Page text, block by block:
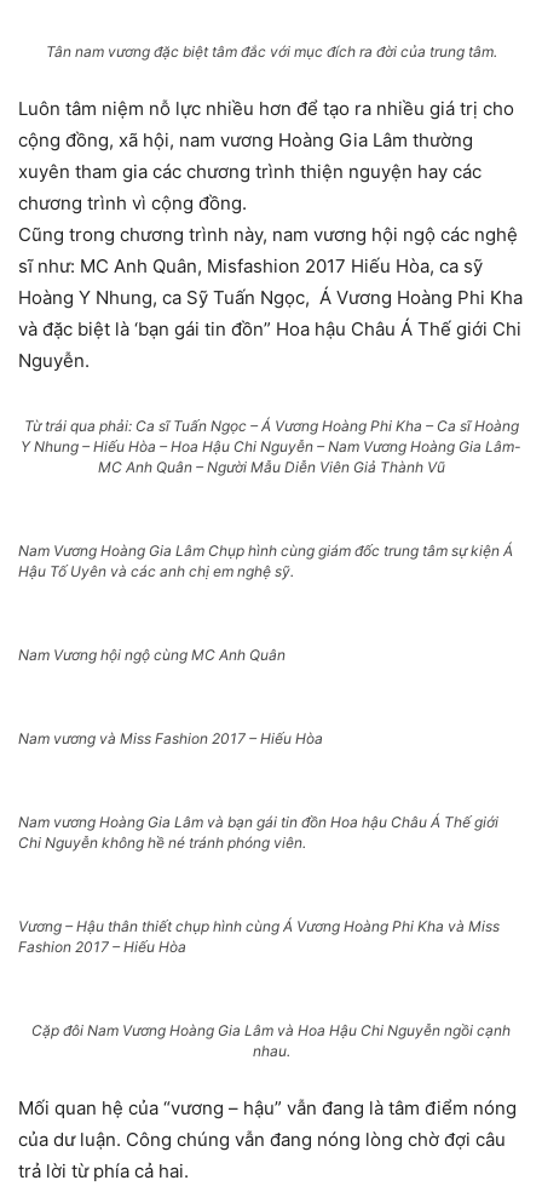
Tân nam vương đặc biệt tâm đắc với mục đích ra đời của trung tâm.
Luôn tâm niệm nỗ lực nhiều hơn để tạo ra nhiều giá trị cho
cộng đồng, xã hội, nam vương Hoàng Gia Lâm thường
xuyên tham gia các chương trình thiện nguyện hay các
chương trình vì cộng đồng.
Cũng trong chương trình này, nam vương hội ngộ các nghệ
sĩ như: MC Anh Quân, Misfashion 2017 Hiếu Hòa, ca sỹ
Hoàng Y Nhung, ca Sỹ Tuấn Ngọc, Á Vương Hoàng Phi Kha
và đặc biệt là ‘bạn gái tin đồn” Hoa hậu Châu Á Thế giới Chi
Nguyễn.
Từ trái qua phải: Ca sĩ Tuấn Ngọc – Á Vương Hoàng Phi Kha – Ca sĩ Hoàng
Y Nhung – Hiếu Hòa – Hoa Hậu Chi Nguyễn – Nam Vương Hoàng Gia Lâm-
MC Anh Quân – Người Mẫu Diễn Viên Giả Thành Vũ
Nam Vương Hoàng Gia Lâm Chụp hình cùng giám đốc trung tâm sự kiện Á
Hậu Tố Uyên và các anh chị em nghệ sỹ.
Nam Vương hội ngộ cùng MC Anh Quân
Nam vương và Miss Fashion 2017 – Hiếu Hòa
Nam vương Hoàng Gia Lâm và bạn gái tin đồn Hoa hậu Châu Á Thế giới
Chi Nguyễn không hề né tránh phóng viên.
Vương – Hậu thân thiết chụp hình cùng Á Vương Hoàng Phi Kha và Miss
Fashion 2017 – Hiếu Hòa
Cặp đôi Nam Vương Hoàng Gia Lâm và Hoa Hậu Chi Nguyễn ngồi cạnh
nhau.
Mối quan hệ của “vương – hậu” vẫn đang là tâm điểm nóng
của dư luận. Công chúng vẫn đang nóng lòng chờ đợi câu
trả lời từ phía cả hai.